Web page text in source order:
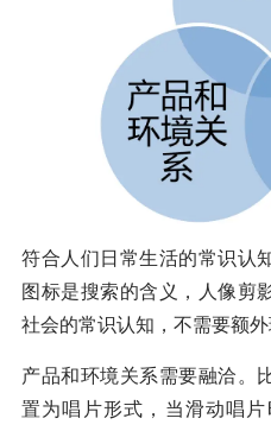
符合人们日常生活的常识认
图标是搜索的含义，人像剪
社会的常识认知，不需要额外
产品和环境关系需要融洽。
置为唱片形式，当滑动唱